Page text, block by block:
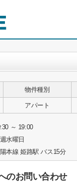
物件種別
アパート
～ 19:00
水曜日
本線 姫路駅 バス15分
のお問い合わせ